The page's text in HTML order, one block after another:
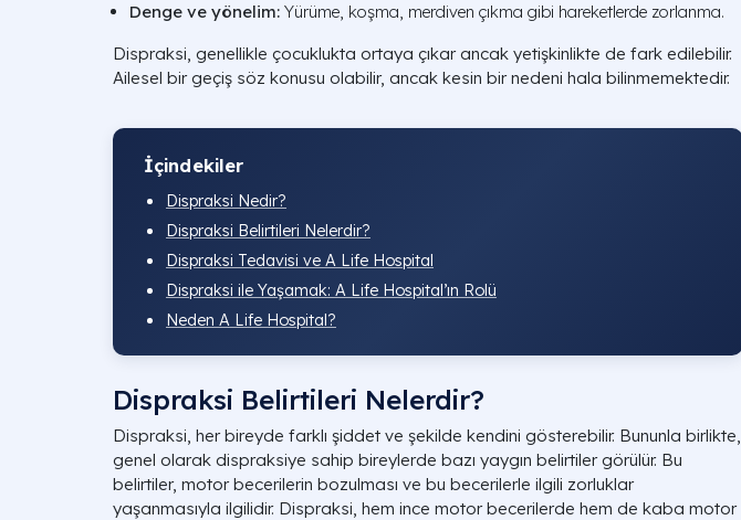
Denge ve yönelim: Yürüme, koşma, merdiven çıkma gibi hareketlerde zorlanma.
Dispraksi, genellikle çocuklukta ortaya çıkar ancak yetişkinlikte de fark edilebilir.
Ailesel bir geçiş söz konusu olabilir, ancak kesin bir nedeni hala bilinmemektedir.
İçindekiler
Dispraksi Nedir?
Dispraksi Belirtileri Nelerdir?
Dispraksi Tedavisi ve A Life Hospital
Dispraksi ile Yaşamak: A Life Hospital’ın Rolü
Neden A Life Hospital?
Dispraksi Belirtileri Nelerdir?
Dispraksi, her bireyde farklı şiddet ve şekilde kendini gösterebilir. Bununla birlikte,
genel olarak dispraksiye sahip bireylerde bazı yaygın belirtiler görülür. Bu
belirtiler, motor becerilerin bozulması ve bu becerilerle ilgili zorluklar
yaşanmasıyla ilgilidir. Dispraksi, hem ince motor becerilerde hem de kaba motor